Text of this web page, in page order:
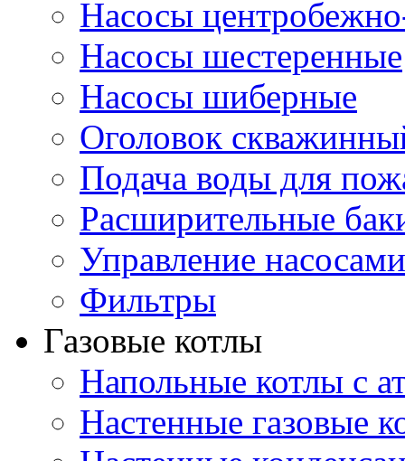
Насосы
Насосы шестеренные
Насосы шиберные
Оголовок
Подача воды для
Расширительные
Управление насосами
Фильтры
Газовые котлы
Напольные котлы с
Настенные газовые